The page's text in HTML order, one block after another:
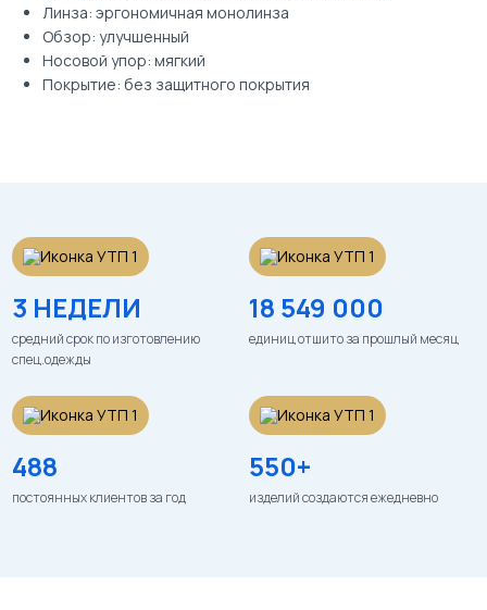
Линза: эргономичная монолинза
Обзор: улучшенный
Носовой упор: мягкий
Покрытие: без защитного покрытия
3 НЕДЕЛИ
средний срок по изготовлению
спец.одежды
18 549 000
единиц отшито за прошлый месяц
488
постоянных клиентов за год
550+
изделий создаются ежедневно